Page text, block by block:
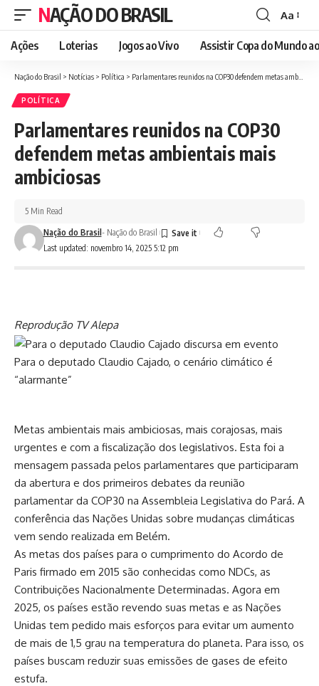
NAÇÃO DO BRASIL
Font
Resizer
Aa
Ações Loterias Jogos ao Vivo Assistir Copa do Mundo
Nação do Brasil > Notícias > Política > Parlamentares reunidos na COP30 defendem metas ambientais mais ambiciosas
POLÍTICA
Parlamentares reunidos na COP30
defendem metas ambientais mais
ambiciosas
Last updated: novembro 14, 2025 5:12 pm
Nação do Brasil- Nação do Brasil
5 Min Read
Reprodução TV Alepa
Para o deputado Claudio Cajado, o cenário climático é
“alarmante”
Metas ambientais mais ambiciosas, mais corajosas, mais
urgentes e com a fiscalização dos legislativos. Esta foi a
mensagem passada pelos parlamentares que participaram
da abertura e dos primeiros debates da reunião
parlamentar da COP30 na Assembleia Legislativa do Pará. A
conferência das Nações Unidas sobre mudanças climáticas
vem sendo realizada em Belém.
As metas dos países para o cumprimento do Acordo de
Paris firmado em 2015 são conhecidas como NDCs, as
Contribuições Nacionalmente Determinadas. Agora em
2025, os países estão revendo suas metas e as Nações
Unidas tem pedido mais esforços para evitar um aumento
de mais de 1,5 grau na temperatura do planeta. Para isso, os
países buscam reduzir suas emissões de gases de efeito
estufa.